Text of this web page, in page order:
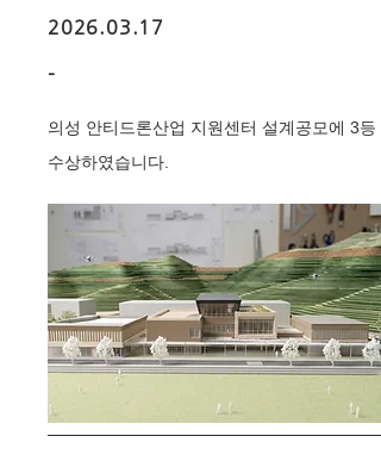
2026.03.17
-
의성 안티드론산업 지원센터 설계공모에 3등
수상하였습니다.